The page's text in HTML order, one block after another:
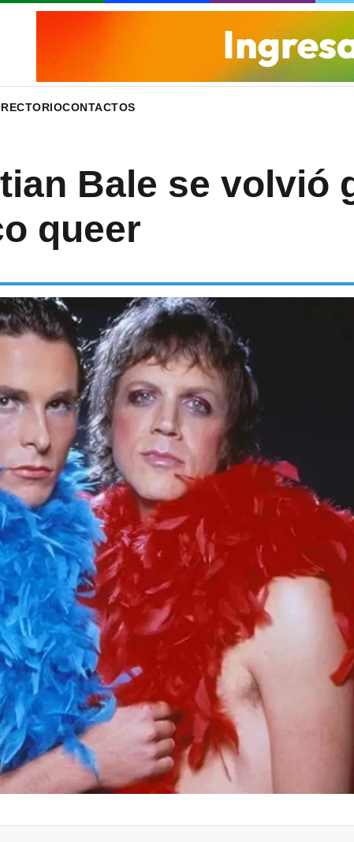
CONTACTOS
Bale se volvió
queer